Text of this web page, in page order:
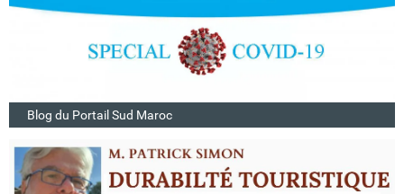
Blog du Portail Sud Maroc